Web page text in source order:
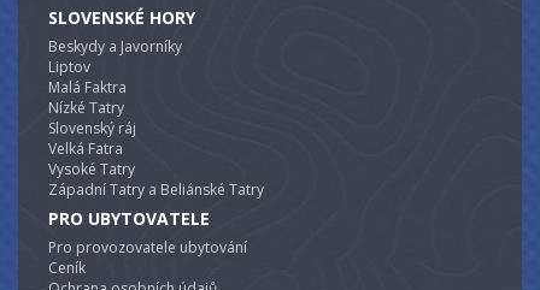
SLOVENSKÉ HORY
Beskydy a Javorníky
Liptov
Malá Faktra
Nízké Tatry
Slovenský ráj
Velká Fatra
Vysoké Tatry
Západní Tatry a Beliánské Tatry
PRO UBYTOVATELE
Pro provozovatele ubytování
Ceník